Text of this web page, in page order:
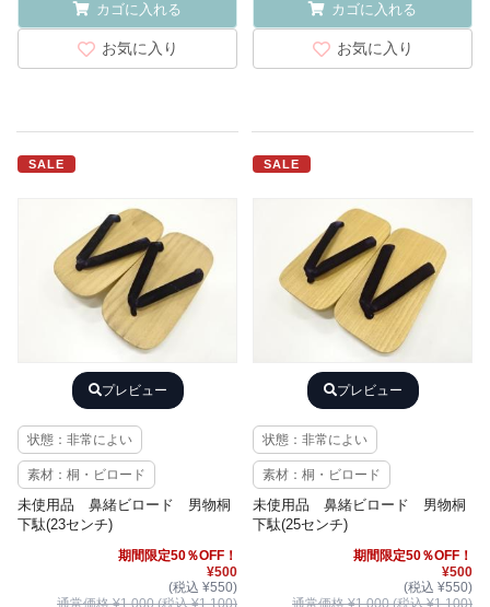
カゴに入れる
お気に入り
カゴに入れる
お気に入り
SALE
プレビュー
状態：非常によい
素材：桐・ビロード
未使用品 鼻緒ビロード 男物桐
下駄(23センチ)
期間限定50％OFF！
¥500
(税込 ¥550)
SALE
プレビュー
状態：非常によい
素材：桐・ビロード
未使用品 鼻緒ビロード 男物桐
下駄(25センチ)
期間限定50％OFF！
¥500
(税込 ¥550)